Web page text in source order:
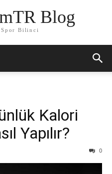
Blog
Bilinci
Kalori
Yapılır?
0